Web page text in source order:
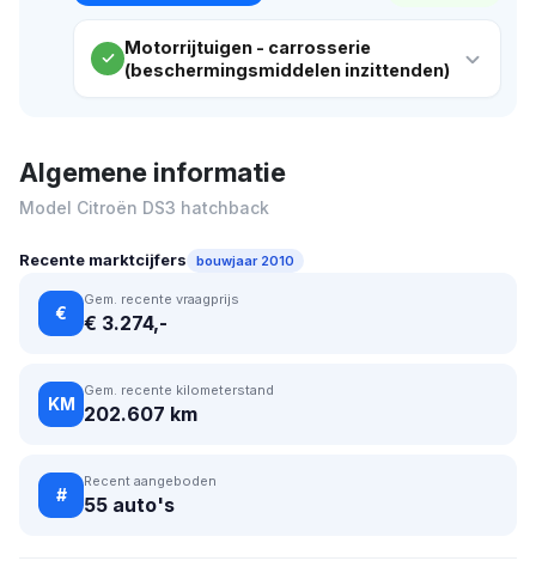
Motorrijtuigen - carrosserie
(beschermingsmiddelen inzittenden)
Algemene informatie
Model Citroën DS3 hatchback
Recente marktcijfers bouwjaar 2010
€
Gem. recente vraagprijs
€ 3.274,-
KM
Gem. recente kilometerstand
202.607 km
#
Recent aangeboden
55 auto's